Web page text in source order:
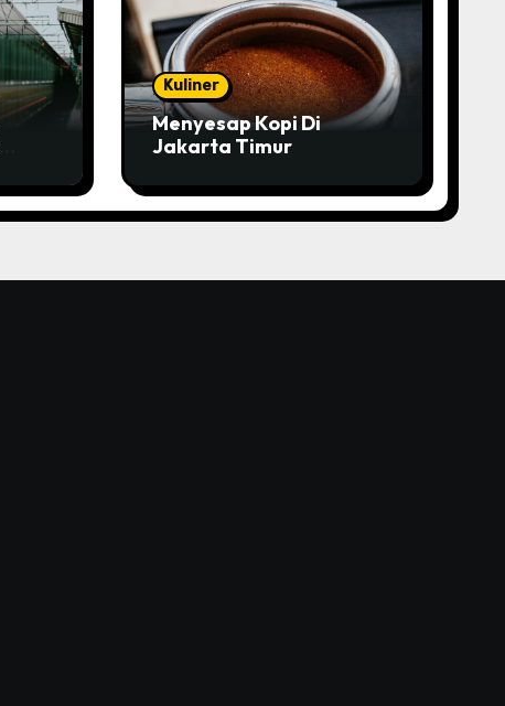
Kuliner
Menyesap Kopi Di
Jakarta Timur